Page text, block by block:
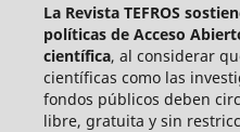
La Revista TEFROS
políticas de Acceso
científica, al considerar
científicas como las
fondos públicos deben
libre, gratuita y sin